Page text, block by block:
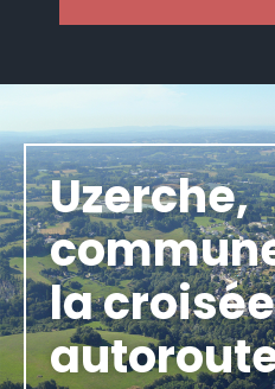
Uzerche,
la